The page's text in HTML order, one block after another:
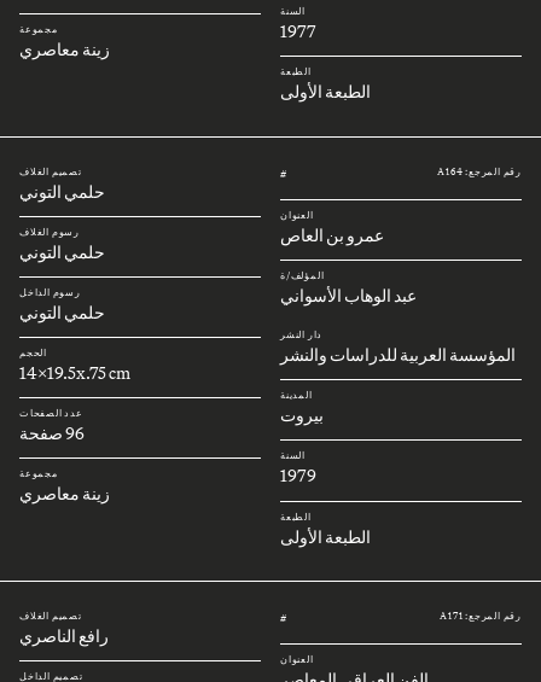
السنة
1977
الطبعة
الطبعة الأولى
مجموعة
زينة معاصري
رقم المرجع: A164 #
العنوان
عمرو بن العاص
المؤلف/ة
عبد الوهاب الأسواني
دار النشر
المؤسسة العربية للدراسات والنشر
المدينة
بيروت
السنة
1979
الطبعة
الطبعة الأولى
تصميم الغلاف
حلمي التوني
رسوم الغلاف
حلمي التوني
رسوم الداخل
حلمي التوني
الحجم
14x19.5x.75 cm
عدد الصفحات
96 صفحة
مجموعة
زينة معاصري
رقم المرجع: A171 #
العنوان
تصميم الغلاف
رافع الناصري
تصميم الداخل